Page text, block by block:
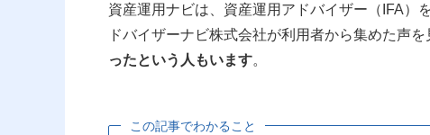
資産運用ナビは、資産運用アドバイザー（IFA）
ドバイザーナビ株式会社が利用者から集めた声を
ったという人もいます。
この記事でわかること